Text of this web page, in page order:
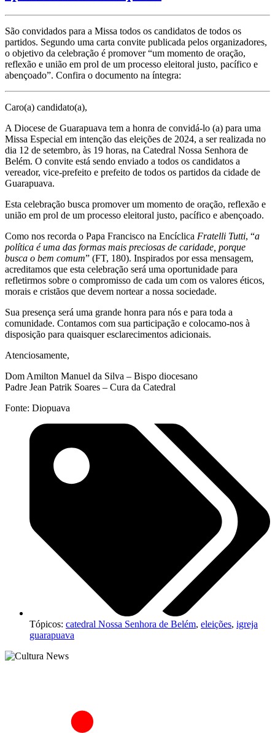
São convidados para a Missa todos os candidatos de todos os
partidos. Segundo uma carta convite publicada pelos organizadores,
o objetivo da celebração é promover “um momento de oração,
reflexão e união em prol de um processo eleitoral justo, pacífico e
abençoado”. Confira o documento na íntegra:
Caro(a) candidato(a),
A Diocese de Guarapuava tem a honra de convidá-lo (a) para uma
Missa Especial em intenção das eleições de 2024, a ser realizada no
dia 12 de setembro, às 19 horas, na Catedral Nossa Senhora de
Belém. O convite está sendo enviado a todos os candidatos a
vereador, vice-prefeito e prefeito de todos os partidos da cidade de
Guarapuava.
Esta celebração busca promover um momento de oração, reflexão e
união em prol de um processo eleitoral justo, pacífico e abençoado.
Como nos recorda o Papa Francisco na Encíclica Fratelli Tutti, “a
política é uma das formas mais preciosas de caridade, porque
busca o bem comum” (FT, 180). Inspirados por essa mensagem,
acreditamos que esta celebração será uma oportunidade para
refletirmos sobre o compromisso de cada um com os valores éticos,
morais e cristãos que devem nortear a nossa sociedade.
Sua presença será uma grande honra para nós e para toda a
comunidade. Contamos com sua participação e colocamo-nos à
disposição para quaisquer esclarecimentos adicionais.
Atenciosamente,
Dom Amilton Manuel da Silva – Bispo diocesano
Padre Jean Patrik Soares – Cura da Catedral
Fonte: Diopuava
Tópicos: catedral Nossa Senhora de Belém, eleições, igreja
guarapuava